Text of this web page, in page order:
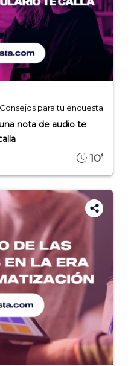
Consejos para tu encuesta
nota de audio te
10’